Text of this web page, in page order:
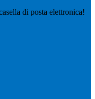
di posta elettronica!